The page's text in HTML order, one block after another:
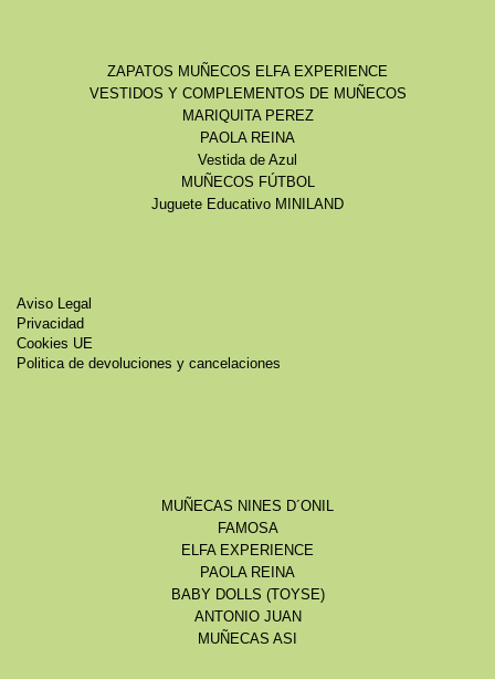
ZAPATOS MUÑECOS ELFA EXPERIENCE
VESTIDOS Y COMPLEMENTOS DE MUÑECOS
MARIQUITA PEREZ
PAOLA REINA
Vestida de Azul
MUÑECOS FÚTBOL
Juguete Educativo MINILAND
Aviso Legal
Privacidad
Cookies UE
Politica de devoluciones y cancelaciones
MUÑECAS NINES D´ONIL
FAMOSA
ELFA EXPERIENCE
PAOLA REINA
BABY DOLLS (TOYSE)
ANTONIO JUAN
MUÑECAS ASI